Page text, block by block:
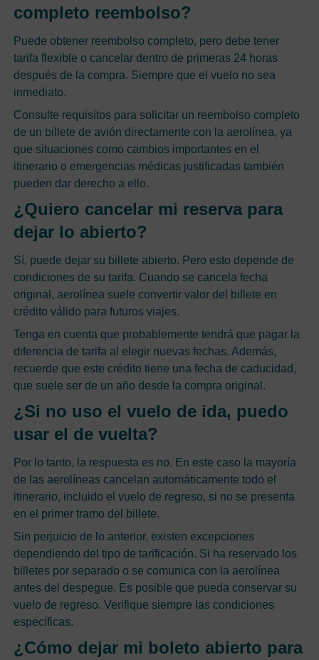
completo reembolso?
Puede obtener reembolso completo, pero debe tener
tarifa flexible o cancelar dentro de primeras 24 horas
después de la compra. Siempre que el vuelo no sea
inmediato.
Consulte requisitos para solicitar un reembolso completo
de un billete de avión directamente con la aerolínea, ya
que situaciones como cambios importantes en el
itinerario o emergencias médicas justificadas también
pueden dar derecho a ello.
¿Quiero cancelar mi reserva para
dejar lo abierto?
Sí, puede dejar su billete abierto. Pero esto depende de
condiciones de su tarifa. Cuando se cancela fecha
original, aerolínea suele convertir valor del billete en
crédito válido para futuros viajes.
Tenga en cuenta que probablemente tendrá que pagar la
diferencia de tarifa al elegir nuevas fechas. Además,
recuerde que este crédito tiene una fecha de caducidad,
que suele ser de un año desde la compra original.
¿Si no uso el vuelo de ida, puedo
usar el de vuelta?
Por lo tanto, la respuesta es no. En este caso la mayoría
de las aerolíneas cancelan automáticamente todo el
itinerario, incluido el vuelo de regreso, si no se presenta
en el primer tramo del billete.
Sin perjuicio de lo anterior, existen excepciones
dependiendo del tipo de tarificación. Si ha reservado los
billetes por separado o se comunica con la aerolínea
antes del despegue. Es posible que pueda conservar su
vuelo de regreso. Verifique siempre las condiciones
específicas.
¿Cómo dejar mi boleto abierto para